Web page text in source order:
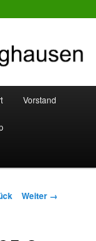
Vorstand
Weiter →